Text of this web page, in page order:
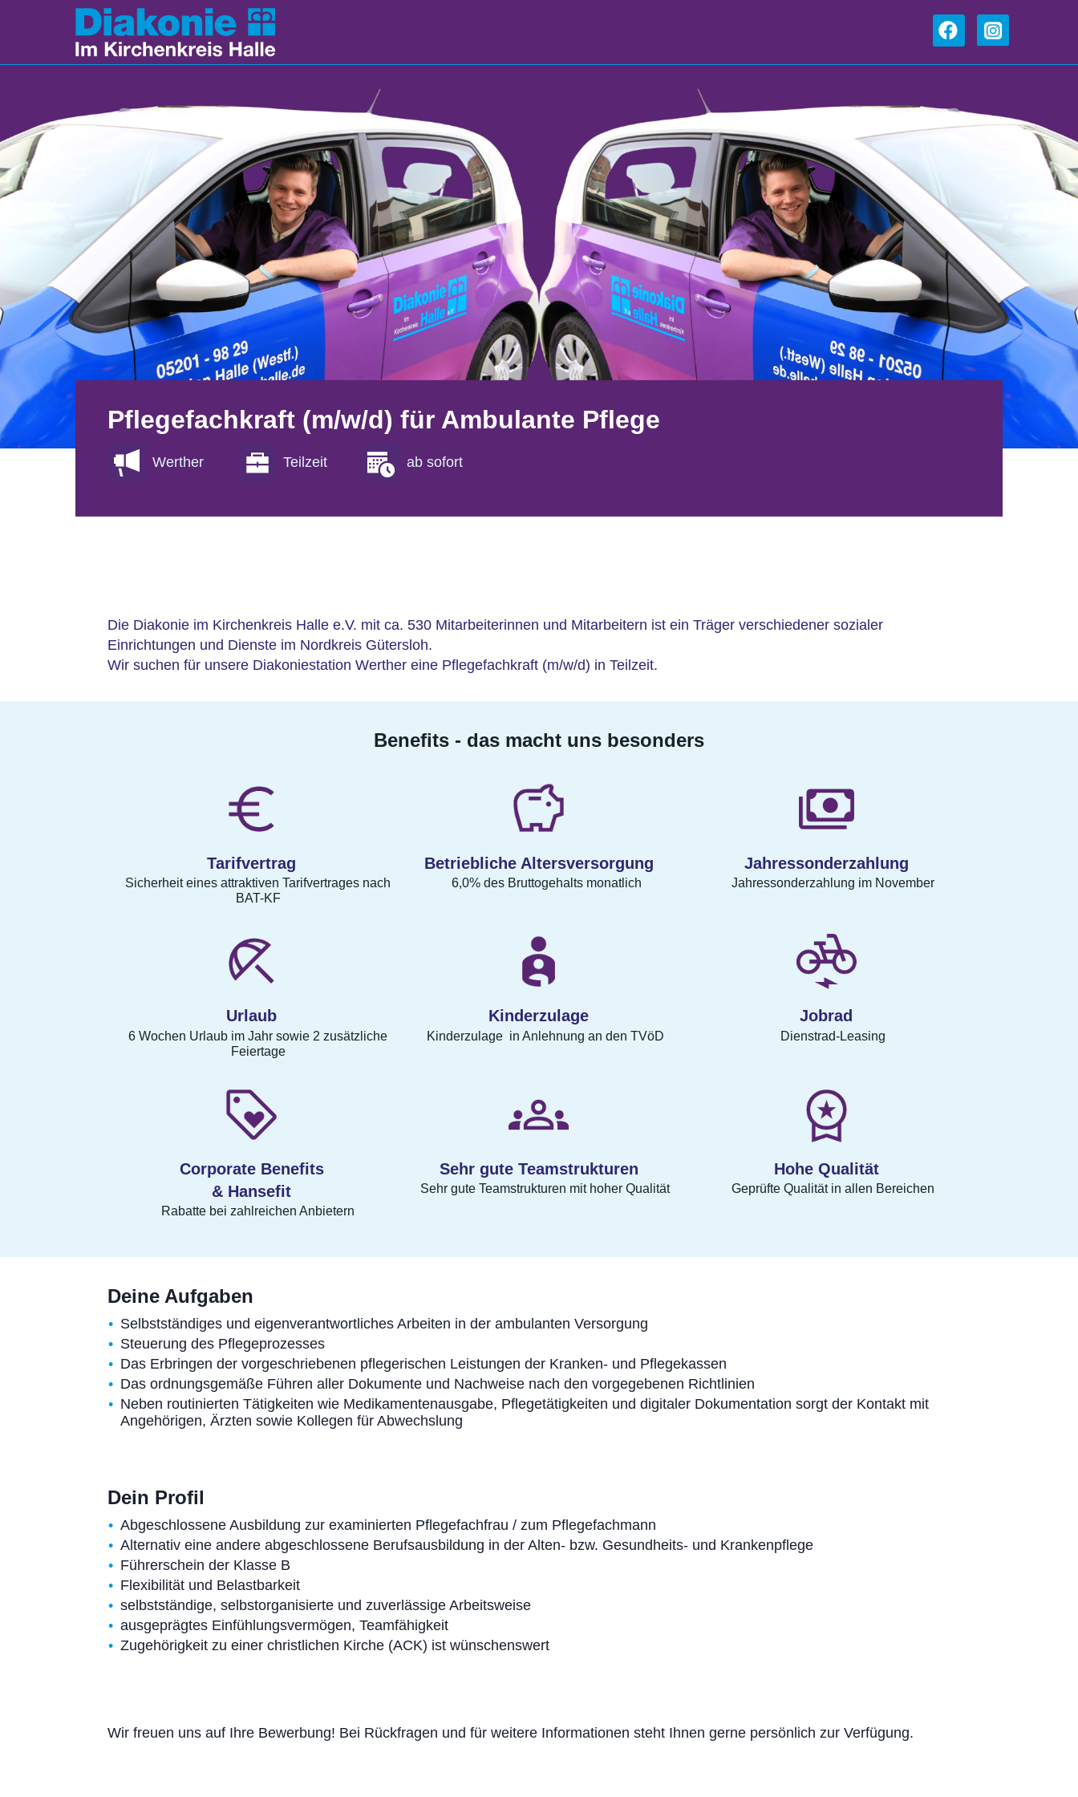
Pflegefachkraft (m/w/d) für Ambulante Pflege
Werther Teilzeit ab sofort
Die Diakonie im Kirchenkreis Halle e.V. mit ca. 530 Mitarbeiterinnen und Mitarbeitern ist ein Träger verschiedener sozialer
Einrichtungen und Dienste im Nordkreis Gütersloh.
Wir suchen für unsere Diakoniestation Werther eine Pflegefachkraft (m/w/d) in Teilzeit.
Benefits - das macht uns besonders
Tarifvertrag
Sicherheit eines attraktiven Tarifvertrages nach
BAT-KF
Betriebliche Altersversorgung
6,0% des Bruttogehalts monatlich
Jahressonderzahlung
Jahressonderzahlung im November
Urlaub
6 Wochen Urlaub im Jahr sowie 2 zusätzliche
Feiertage
Kinderzulage
Kinderzulage in Anlehnung an den TVöD
Jobrad
Dienstrad-Leasing
Corporate Benefits
& Hansefit
Rabatte bei zahlreichen Anbietern
Sehr gute Teamstrukturen
Sehr gute Teamstrukturen mit hoher Qualität
Hohe Qualität
Geprüfte Qualität in allen Bereichen
Deine Aufgaben
Selbstständiges und eigenverantwortliches Arbeiten in der ambulanten Versorgung
Steuerung des Pflegeprozesses
Das Erbringen der vorgeschriebenen pflegerischen Leistungen der Kranken- und Pflegekassen
Das ordnungsgemäße Führen aller Dokumente und Nachweise nach den vorgegebenen Richtlinien
Neben routinierten Tätigkeiten wie Medikamentenausgabe, Pflegetätigkeiten und digitaler Dokumentation sorgt der Kontakt mit
Angehörigen, Ärzten sowie Kollegen für Abwechslung
Dein Profil
Abgeschlossene Ausbildung zur examinierten Pflegefachfrau / zum Pflegefachmann
Alternativ eine andere abgeschlossene Berufsausbildung in der Alten- bzw. Gesundheits- und Krankenpflege
Führerschein der Klasse B
Flexibilität und Belastbarkeit
selbstständige, selbstorganisierte und zuverlässige Arbeitsweise
ausgeprägtes Einfühlungsvermögen, Teamfähigkeit
Zugehörigkeit zu einer christlichen Kirche (ACK) ist wünschenswert
Wir freuen uns auf Ihre Bewerbung! Bei Rückfragen und für weitere Informationen steht Ihnen gerne persönlich zur Verfügung.